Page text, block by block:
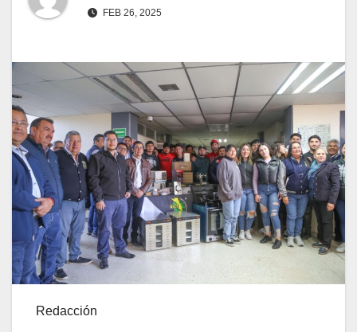
FEB 26, 2025
Redacción